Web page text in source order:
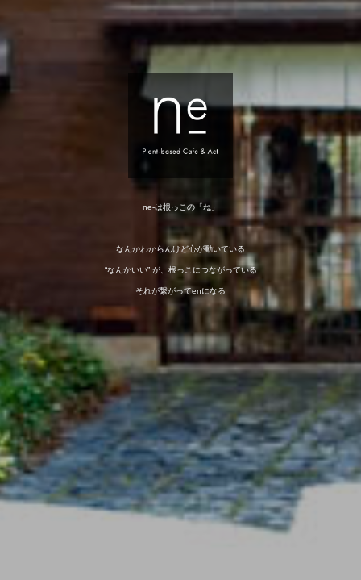
ne-は根っこの「ね」
なんかわからんけど心が動いている
“なんかいい” が、根っこにつながっている
それが繋がってenになる